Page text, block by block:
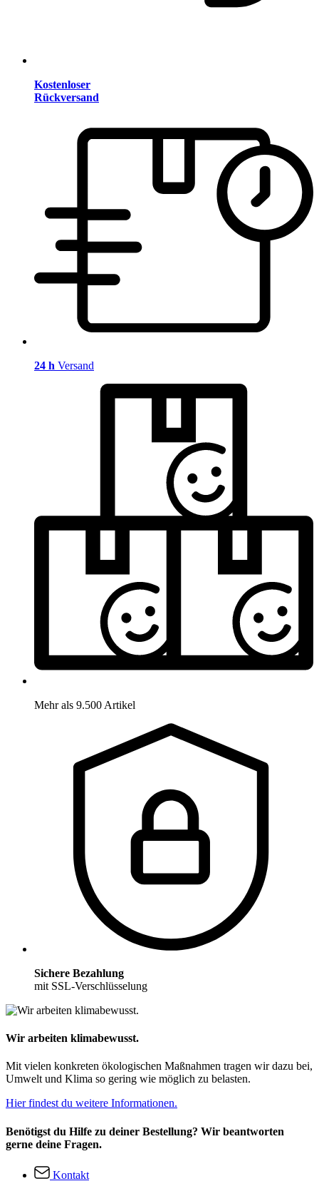
Kostenloser
Rückversand
24 h Versand
Mehr als 9.500 Artikel
Sichere Bezahlung
mit SSL-Verschlüsselung
Wir arbeiten klimabewusst.
Mit vielen konkreten ökologischen Maßnahmen tragen wir dazu bei,
Umwelt und Klima so gering wie möglich zu belasten.
Hier findest du weitere Informationen.
Benötigst du Hilfe zu deiner Bestellung? Wir beantworten
gerne deine Fragen.
Kontakt